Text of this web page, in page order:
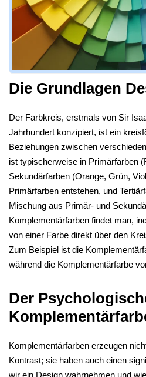
Die Grundlagen
Der Farbkreis, erstmals von Sir
Jahrhundert konzipiert, ist ein
Beziehungen zwischen
ist typischerweise in Primärfarben
Sekundärfarben (Orange, Grün,
Primärfarben entstehen, und
Mischung aus Primär- und
Komplementärfarben findet man,
von einer Farbe direkt über den
Zum Beispiel ist die
während die Komplementärfarbe
Der
Komplementärfarben erzeugen
Kontrast; sie haben auch einen
wir ein Design wahrnehmen und